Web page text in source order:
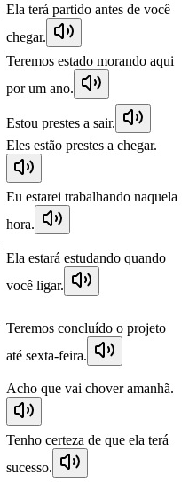
Ela terá partido antes de você
chegar.
Teremos estado morando aqui
por um ano.
Estou prestes a sair.
Eles estão prestes a chegar.
Eu estarei trabalhando naquela
hora.
Ela estará estudando quando
você ligar.
Teremos concluído o projeto
até sexta-feira.
Acho que vai chover amanhã.
Tenho certeza de que ela terá
sucesso.